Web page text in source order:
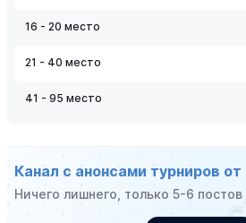
16 - 20 место
21 - 40 место
41 - 95 место
Канал с анонсами турниров
Ничего лишнего, только 5-6